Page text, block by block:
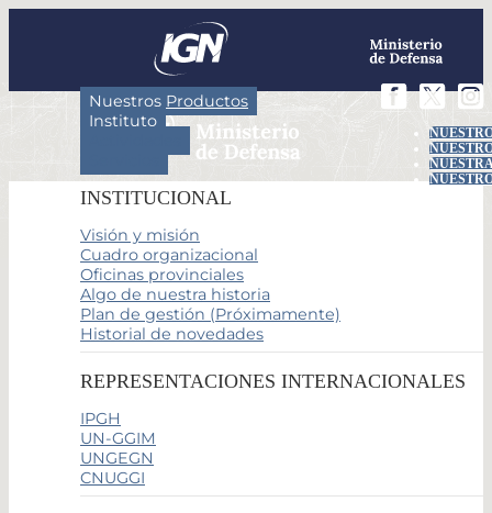
Nuestros Productos
Instituto
INSTITUCIONAL
Visión y misión
Cuadro organizacional
Oficinas provinciales
Algo de nuestra historia
Plan de gestión (Próximamente)
Historial de novedades
REPRESENTACIONES INTERNACIONALES
IPGH
UN-GGIM
UNGEGN
CNUGGI